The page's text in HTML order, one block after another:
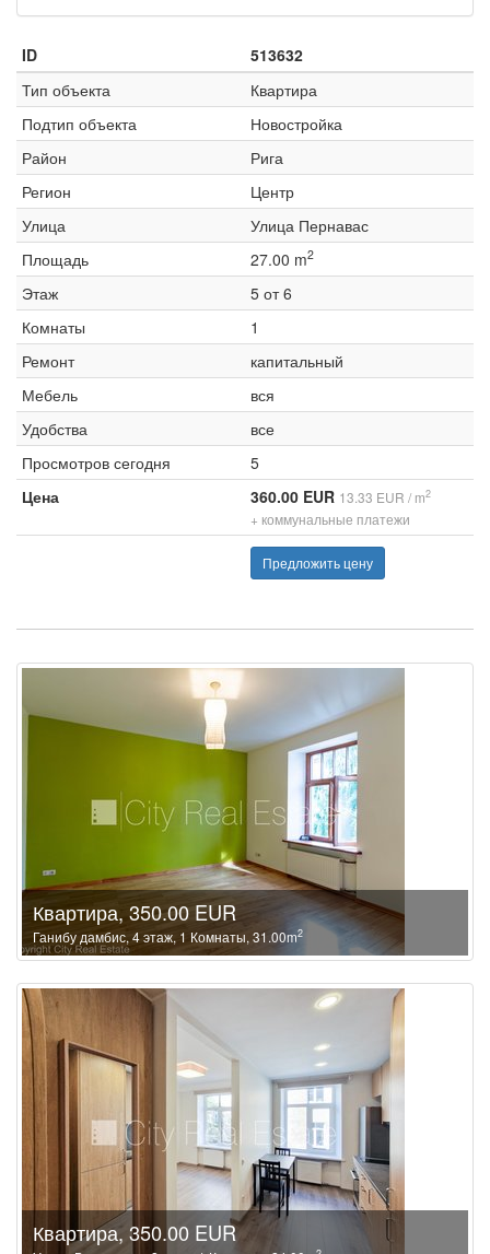
ID
513632
Тип объекта
Квартира
Подтип объекта
Новостройка
Район
Рига
Регион
Центр
Улица
Улица Пернавас
Площадь
27.00 m2
Этаж
5 от 6
Комнаты
1
Ремонт
капитальный
Мебель
вся
Удобства
все
Просмотров сегодня
5
Цена
360.00 EUR 13.33 EUR / m2
+ коммунальные платежи
Предложить цену
Квартира, 350.00 EUR
Ганибу дамбис, 4 этаж, 1 Комнаты, 31.00m2
Квартира, 350.00 EUR